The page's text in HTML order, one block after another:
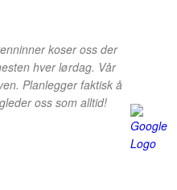
koser oss der
hver lørdag. Vår
Planlegger faktisk å
oss som alltid!